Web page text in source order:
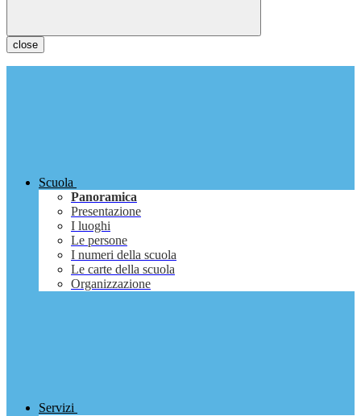
close
Scuola
Panoramica
Presentazione
I luoghi
Le persone
I numeri della scuola
Le carte della scuola
Organizzazione
Servizi